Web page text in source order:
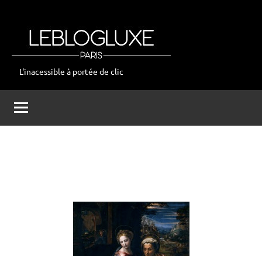
leblogluxe
L'inacessible à portée de clic